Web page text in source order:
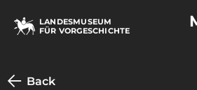
LANDESMUSEUM
FÜR VORGESCHICHTE
Back